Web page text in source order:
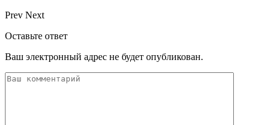
Prev Next
Оставьте ответ
Ваш электронный адрес не будет опубликован.